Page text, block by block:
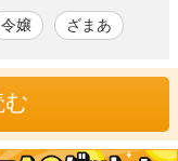
こと！ そう誓った
令嬢 ざまあ